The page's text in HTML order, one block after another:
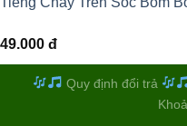
49.000 đ
Quy định đổi trả